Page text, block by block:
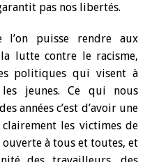
pas nos libertés.
l’on puisse rendre aux
lutte contre le racisme,
politiques qui visent à
jeunes. Ce qui nous
années c’est d’avoir une
les victimes de
à tous et toutes, et